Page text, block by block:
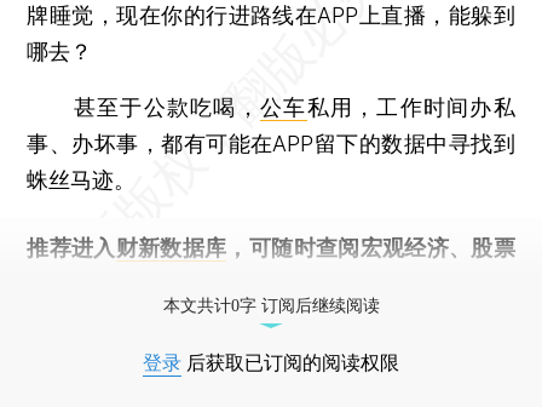
牌睡觉，现在你的行进路线在APP上直播，能躲到
哪去？
甚至于公款吃喝， 公车私用，工作时间办私
事、办坏事，都有可能在APP留下的数据中寻找到
蛛丝马迹。
推荐进入 财新数据库 ，可随时查阅宏观经济、股票
本文共计0字 订阅后继续阅读
登录 后获取已订阅的阅读权限